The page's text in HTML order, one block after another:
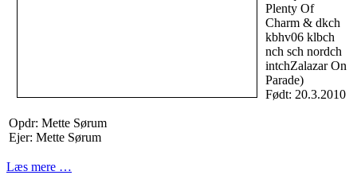
Plenty Of
Charm & dkch
kbhv06 klbch
nch sch nordch
intchZalazar On
Parade)
Født: 20.3.2010
Opdr: Mette Sørum
Ejer: Mette Sørum
Læs mere …